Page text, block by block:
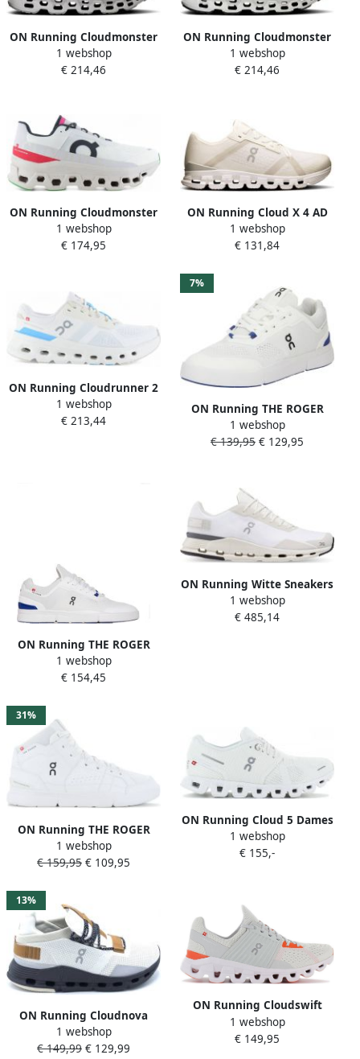
ON Running Cloudmonster
3 Hardloopschoenen Grijs 1
2 Man
1 webshop
€ 214,46
ON Running Cloudmonster
3 Hardloopschoenen Groen
1 2 Man
1 webshop
€ 214,46
ON Running Cloudmonster
Heren Hardloopschoenen
Cloud Schoenen Ivory-Pearl
1 webshop
€ 174,95
ON Running Cloud X 4 AD
Dames Sneakers Schoenen
White-Wolf 3WF10172852
1 webshop
€ 131,84
ON Running Cloudrunner 2
Dames Hardloopschoenen
Cloud schoenen White-
1 webshop
€ 213,44
7%
ON Running THE ROGER
Spin Dames Sneakers
Schoenen Wit 3WD11482244
1 webshop
€ 139,95 € 129,95
ON Running THE ROGER
Spin Heren Sneakers
Schoenen Wit 3MD11471089
1 webshop
€ 154,45
ON Running Witte Sneakers
met NorHeren Pasvorm en
Gerecyclede Materialen
1 webshop
€ 485,14
31%
ON Running THE ROGER
Clubhouse Mid Heren
Sneakers Schoenen Wit
1 webshop
€ 159,95 € 109,95
ON Running Cloud 5 Dames
Hardloopschoenen Running
schoenen Sneakers All-
1 webshop
€ 155,-
13%
ON Running Cloudnova
sneakers 080 Z2122
2699182 Beige Heren
1 webshop
€ 149,99 € 129,99
ON Running Cloudswift
Heren Hardloopschoenen
Sneakers Sport Running
1 webshop
€ 149,95